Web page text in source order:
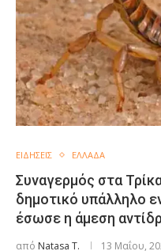
ΕΙΔΗΣΕΙΣ ΕΛΛΑΔΑ
Συναγερμός στα
δημοτικό υπάλληλο
έσωσε η άμεση
από Natasa T. 13 Μαΐου,